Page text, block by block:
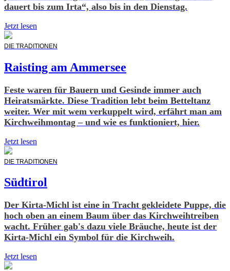
dauert bis zum Irta“, also bis in den Dienstag.
Jetzt lesen
DIE TRADITIONEN
Raisting am Ammersee
Feste waren für Bauern und Gesinde immer auch
Heiratsmärkte. Diese Tradition lebt beim Betteltanz
weiter. Wer mit wem verkuppelt wird, erfährt man am
Kirchweihmontag – und wie es funktioniert, hier.
Jetzt lesen
DIE TRADITIONEN
Südtirol
Der Kirta-Michl ist eine in Tracht gekleidete Puppe, die
hoch oben an einem Baum über das Kirchweihtreiben
wacht. Früher gab's dazu viele Bräuche, heute ist der
Kirta-Michl ein Symbol für die Kirchweih.
Jetzt lesen